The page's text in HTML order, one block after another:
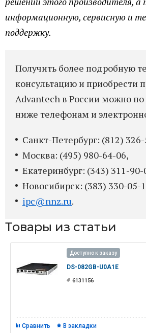
информационную, сервисную и
поддержку.
Получить более подробную
консультацию и приобрести
Advantech в России можно
ниже телефонам и
Санкт-Петербург: (812)
Москва: (495) 980-64-06,
Екатеринбург: (343) 311-90-
Новосибирск: (383) 330-05-
ipc@nnz.ru.
Товары из статьи
Доступно к заказу
DS-082GB-U0A1E
6131156
Сравнить В закладки